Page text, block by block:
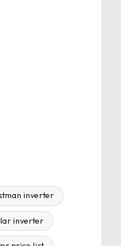
inverter
inverter